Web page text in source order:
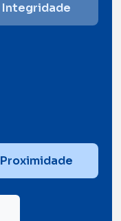
Integridade
Proximidade